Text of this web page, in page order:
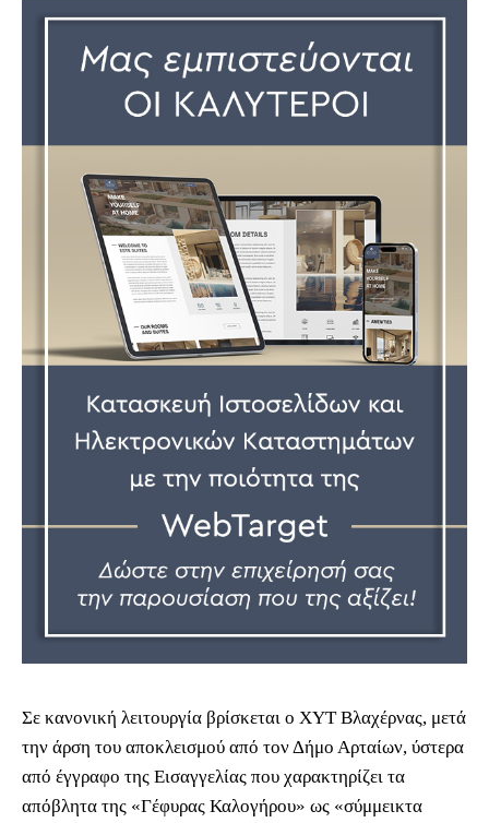
Σε κανονική λειτουργία βρίσκεται ο ΧΥΤ Βλαχέρνας, μετά
την άρση του αποκλεισμού από τον Δήμο Αρταίων, ύστερα
από έγγραφο της Εισαγγελίας που χαρακτηρίζει τα
απόβλητα της «Γέφυρας Καλογήρου» ως «σύμμεικτα